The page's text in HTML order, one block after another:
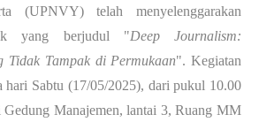
(UPNVY) telah menyelenggarakan
yang berjudul "Deep Journalism:
Tidak Tampak di Permukaan". Kegiatan
hari Sabtu (17/05/2025), dari pukul 10.00
Manajemen, lantai 3, Ruang MM